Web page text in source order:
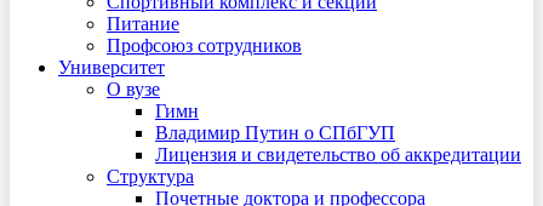
Питание
Профсоюз сотрудников
Университет
О вузе
Гимн
Владимир Путин о СПбГУП
Лицензия и свидетельство об аккредитации
Структура
Почетные доктора и профессора